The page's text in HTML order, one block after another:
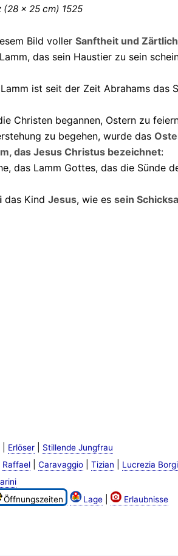
(28 x 25 cm) 1525
Bild voller Sanftheit und
das sein Haustier zu sein
ist seit der Zeit Abrahams das
Christen begannen, Ostern zu
zu begehen, wurde das
das Jesus Christus bezeichnet:
das Lamm Gottes, das die Sünde
das Kind Jesus, wie es sein
| Erlöser|
Stillende Jungfrau
Raffael| Caravaggio| Tizian Lucrezia
Öffnungszeiten Lage| Erlaubnisse